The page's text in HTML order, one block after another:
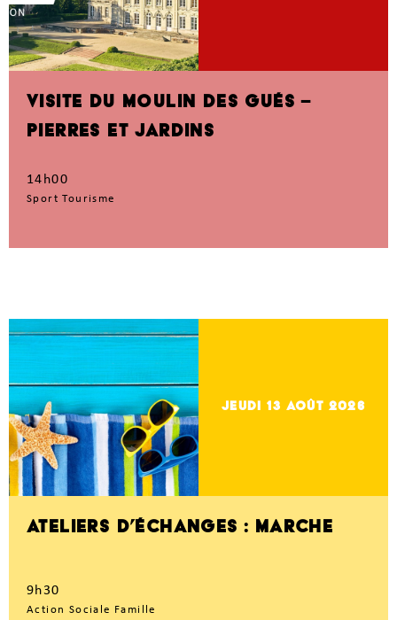
VISITE DU MOULIN DES GUÉS –
PIERRES ET JARDINS
14h00
Sport Tourisme
jeudi 13 Août 2026
ATELIERS D’ÉCHANGES : MARCHE
9h30
Action Sociale Famille